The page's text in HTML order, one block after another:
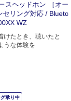
スヘッドホン ［オー
セリング対応 / Blueto
WZ
けたとき、聴いたと
うな体験を
承り中